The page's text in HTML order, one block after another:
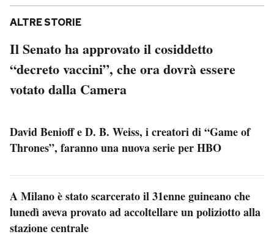
ALTRE STORIE
Il Senato ha approvato il cosiddetto
“decreto vaccini”, che ora dovrà essere
votato dalla Camera
David Benioff e D. B. Weiss, i creatori di “Game of
Thrones”, faranno una nuova serie per HBO
A Milano è stato scarcerato il 31enne guineano che
lunedì aveva provato ad accoltellare un poliziotto alla
stazione centrale